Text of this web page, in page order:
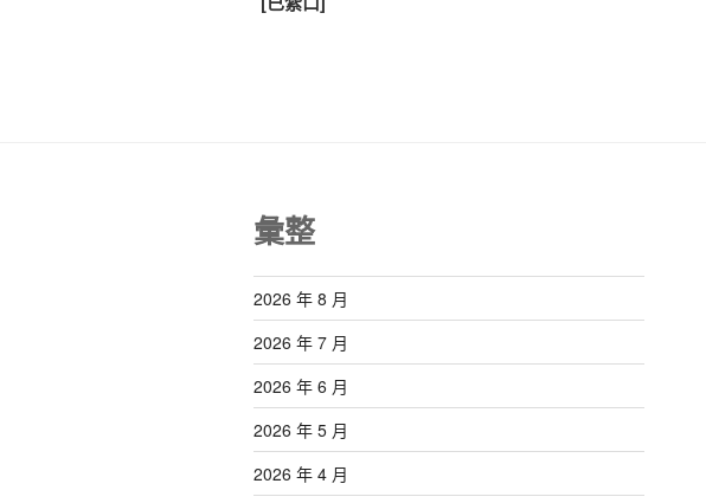
覽
彙整
2026 年 8 月
2026 年 7 月
2026 年 6 月
2026 年 5 月
2026 年 4 月